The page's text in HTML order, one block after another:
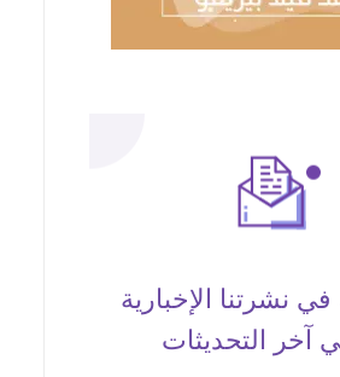
نشرتنا الإخبارية
آخر التحديثات